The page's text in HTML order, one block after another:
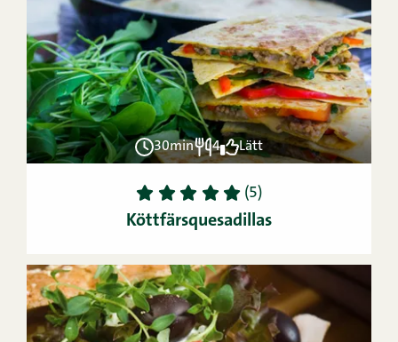
30min 4 Lätt
1 2 3 4 5 (5)
Köttfärsquesadillas